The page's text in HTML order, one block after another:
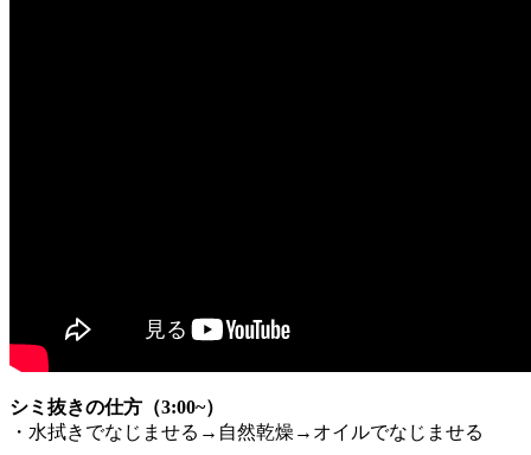
シミ抜きの仕方（3:00~）
・水拭きでなじませる→自然乾燥→オイルでなじませる